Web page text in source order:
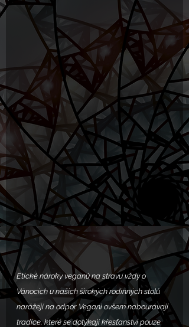
Etické nároky veganů na stravu vždy o
Vánocích u našich širokých rodinných stolů
narážejí na odpor. Vegani ovšem nabourávají
tradice, které se dotýkají křesťanství pouze